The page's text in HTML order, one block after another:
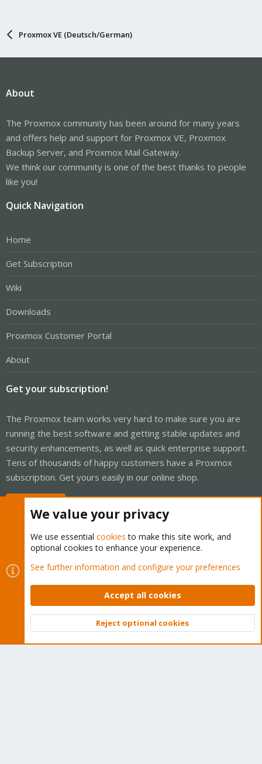
Proxmox VE (Deutsch/German)
About
The Proxmox community has been around for many years
and offers help and support for Proxmox VE, Proxmox
Backup Server, and Proxmox Mail Gateway.
We think our community is one of the best thanks to people
like you!
Quick Navigation
Home
Get Subscription
Wiki
Downloads
Proxmox Customer Portal
About
Get your subscription!
The Proxmox team works very hard to make sure you are
running the best software and getting stable updates and
security enhancements, as well as quick enterprise support.
Tens of thousands of happy customers have a Proxmox
subscription. Get yours easily in our online shop.
Cookies
Proxmox Support Forum - Light Mode
Contact us
Terms and rules Privacy policy Help Home
Community platform by XenForo © 2010-2026 XenForo Ltd.
Top
We value your privacy
We use essential cookies to make this site work, and
optional cookies to enhance your experience.
See further information and configure your preferences
Accept all cookies
Reject optional cookies